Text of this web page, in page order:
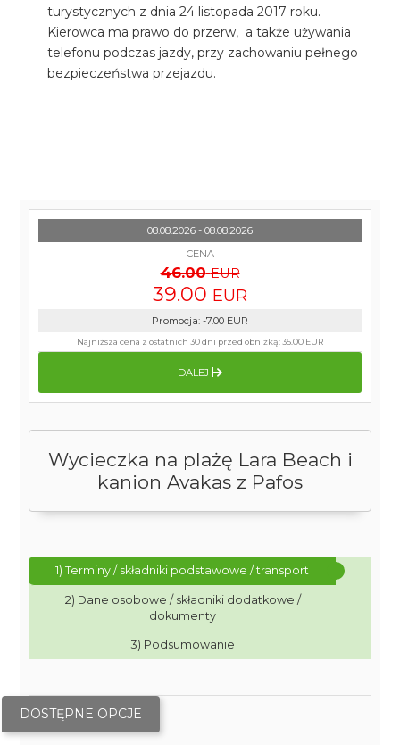
turystycznych z dnia 24 listopada 2017 roku.
Kierowca ma prawo do przerw, a także używania
telefonu podczas jazdy, przy zachowaniu pełnego
bezpieczeństwa przejazdu.
Wycieczka na plażę Lara Beach i
kanion Avakas z Pafos
1) Terminy / składniki podstawowe / transport
2) Dane osobowe / składniki dodatkowe /
dokumenty
3) Podsumowanie
DOSTĘPNE OPCJE
08.08.2026 - 08.08.2026
CENA
46.00 EUR
39.00 EUR
Promocja: -7.00 EUR
Najniższa cena z ostatnich 30 dni przed obniżką:35.00 EUR
DALEJ